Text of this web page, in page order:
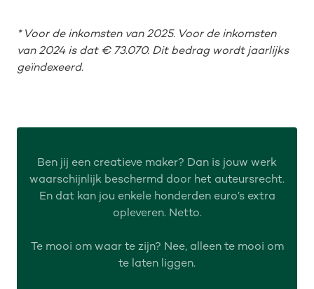
* Voor de inkomsten van 2025. Voor de inkomsten
van 2024 is dat € 73.070. Dit bedrag wordt jaarlijks
geïndexeerd.
Ben jij een creatieve maker? Dan is jouw werk
waarschijnlijk beschermd door het auteursrecht.
En dat kan jou enkele honderden euro’s extra
opleveren. Netto.
Te mooi om waar te zijn? Nee, alleen te mooi om
te laten liggen.